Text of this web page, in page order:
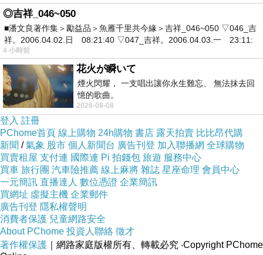
效潔顏露x2(贈5合1潔顏機)~~
我是在這裡買的，多比較不吃虧唷!!:
商品訊息
品號：1637574
◎吉祥_046~050
■潘文良著作集＞勵益品＞魚雁千里共今緣＞吉祥_046~050 ▽046_吉
祥。2006.04.02.日 08:21:40 ▽047_吉祥。2006.04.03.一 23:11:
4 小時前
花火が瞬いて
煙火閃耀， 一支唱出讓你永生難忘、 無法抹去回
憶的歌曲。
2026-08-08
登入 註冊
PChome首頁 線上購物 24h購物 書店 露天拍賣 比比昂代購
新聞 /氣象 股市 個人新聞台 廣告刊登 加入聯播網 全球購物
買賣租屋 支付連 國際連 Pi 拍錢包 旅遊 服務中心
買車 旅行團 汽車險推薦 線上麻將 雜誌 星座命理 會員中心
一元簡訊 直播達人 數位憑證 企業簡訊
買網址 虛擬主機 企業郵件
廣告刊登 隱私權聲明
消費者保護 兒童網路安全
About PChome 投資人聯絡 徵才
著作權保護 ｜網路家庭版權所有、轉載必究 ‧Copyright PChome